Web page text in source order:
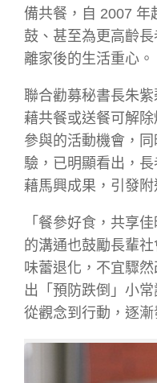
備共餐，自 2007 年
鼓、甚至為更高齡
離家後的生活重心。
聯合勸募秘書長朱
藉共餐或送餐可解
參與的活動機會，
驗，已明顯看出，
藉馬興成果，引發
「餐參好食，共享
的溝通也鼓勵長輩
味蕾退化，不宜驟
出「預防跌倒」小
從觀念到行動，逐漸